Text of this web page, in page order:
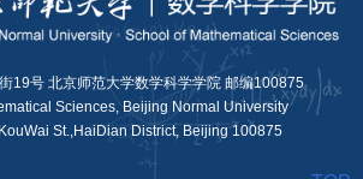
19号 北京师范大学数学科学学院 邮编100875
Sciences, Beijing Normal University
St.,HaiDian District, Beijing 100875